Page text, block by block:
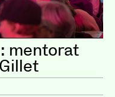
mentorat